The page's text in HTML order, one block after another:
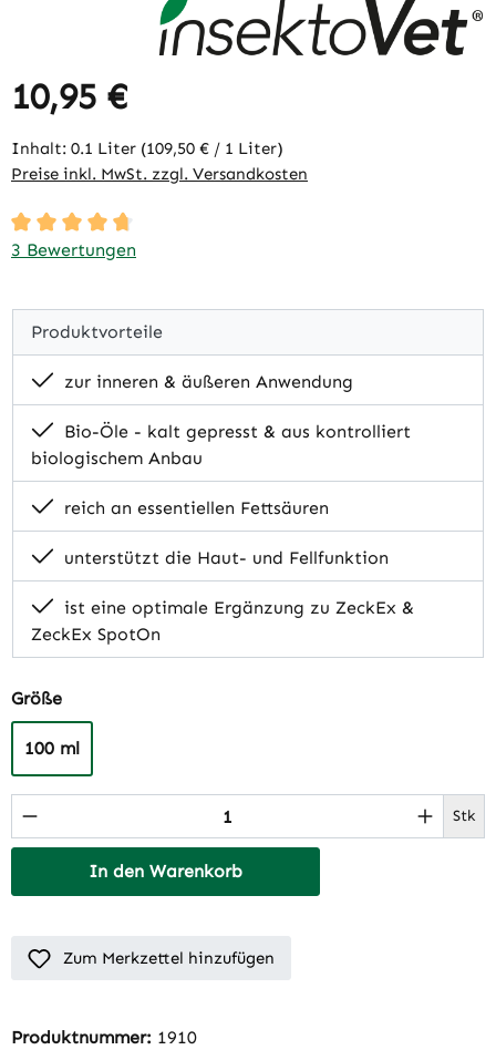
Regulärer Preis:
10,95 €
Inhalt: 0.1 Liter (109,50 € / 1 Liter)
Preise inkl. MwSt. zzgl. Versandkosten
Durchschnittliche Bewertung von 4.67 von 5 Sternen
3 Bewertungen
Produktvorteile
zur inneren & äußeren Anwendung
Bio-Öle - kalt gepresst & aus kontrolliert
biologischem Anbau
reich an essentiellen Fettsäuren
unterstützt die Haut- und Fellfunktion
ist eine optimale Ergänzung zu ZeckEx &
ZeckEx SpotOn
Größeauswählen
100 ml
Produkt Anzahl: Gib den gewünschten Stk
In den Warenkorb
Zum Merkzettel hinzufügen
Produktnummer: 1910